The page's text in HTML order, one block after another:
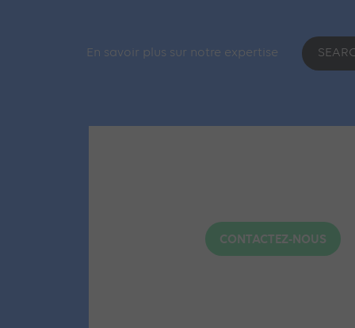
En savoir plus sur notre expertise
CONTACTEZ-NOUS